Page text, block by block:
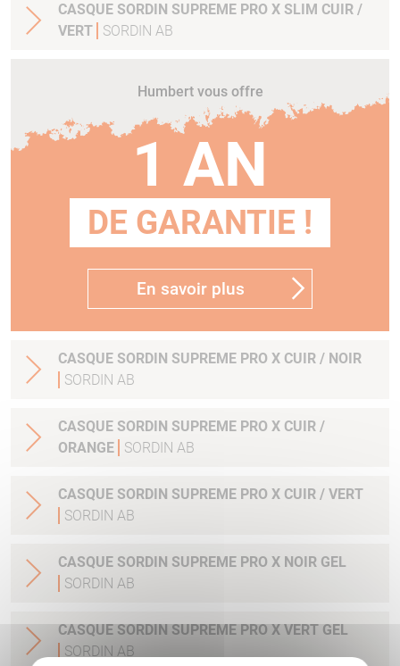
CASQUE SORDIN SUPREME PRO X SLIM CUIR /
VERT
SORDIN AB
Humbert vous offre
1 AN
DE GARANTIE !
En savoir plus
CASQUE SORDIN SUPREME PRO X CUIR / NOIR
SORDIN AB
CASQUE SORDIN SUPREME PRO X CUIR /
ORANGE
SORDIN AB
CASQUE SORDIN SUPREME PRO X CUIR / VERT
SORDIN AB
CASQUE SORDIN SUPREME PRO X NOIR GEL
SORDIN AB
CASQUE SORDIN SUPREME PRO X VERT GEL
SORDIN AB